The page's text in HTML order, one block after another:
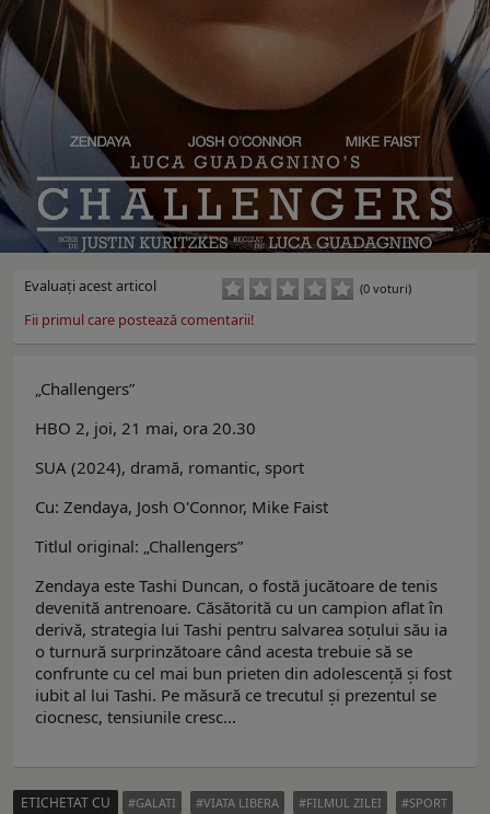
Evaluaţi acest articol (0 voturi)
Fii primul care postează comentarii!
„Challengers”
HBO 2, joi, 21 mai, ora 20.30
SUA (2024), dramă, romantic, sport
Cu: Zendaya, Josh O'Connor, Mike Faist
Titlul original: „Challengers”
Zendaya este Tashi Duncan, o fostă jucătoare de tenis
devenită antrenoare. Căsătorită cu un campion aflat în
derivă, strategia lui Tashi pentru salvarea soțului său ia
o turnură surprinzătoare când acesta trebuie să se
confrunte cu cel mai bun prieten din adolescență și fost
iubit al lui Tashi. Pe măsură ce trecutul și prezentul se
ciocnesc, tensiunile cresc...
ETICHETAT CU GALATI VIATA LIBERA FILMUL ZILEI
SPORT